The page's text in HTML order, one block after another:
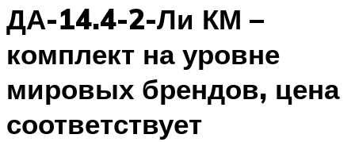
ДА-14.4-2-Ли КМ –
комплект на уровне
мировых брендов, цена
соответствует